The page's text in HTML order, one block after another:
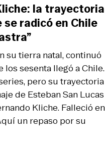
su tierra natal, continuó
los sesenta llegó a Chile.
pero su trayectoria
de Esteban San Lucas
Kliche. Falleció en
un repaso por su
la trayectoria
radicó en Chile